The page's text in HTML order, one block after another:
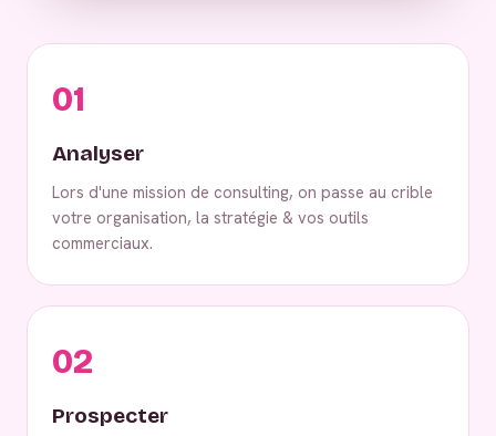
01
Analyser
Lors d'une mission de consulting, on passe au crible
votre organisation, la stratégie & vos outils
commerciaux.
02
Prospecter